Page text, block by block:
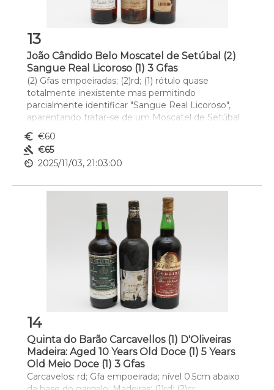
13
João Cândido Belo Moscatel de Setúbal (2)
Sangue Real Licoroso (1) 3 Gfas
(2) Gfas empoeiradas; (2)rd; (1) rótulo quase
totalmente inexistente mas permitindo
parcialmente identificar "Sangue Real Licoroso",
aparentando tratar-se de um Moscatel de Setúbal
euro_symbol €60
gavel €65
av_timer 2025/11/03, 21:03:00
14
Quinta do Barão Carcavellos (1) D'Oliveiras
Madeira: Aged 10 Years Old Doce (1) 5 Years
Old Meio Doce (1) 3 Gfas
Carcavelos: rd; Gfa empoeirada; nível 0.5cm abaixo